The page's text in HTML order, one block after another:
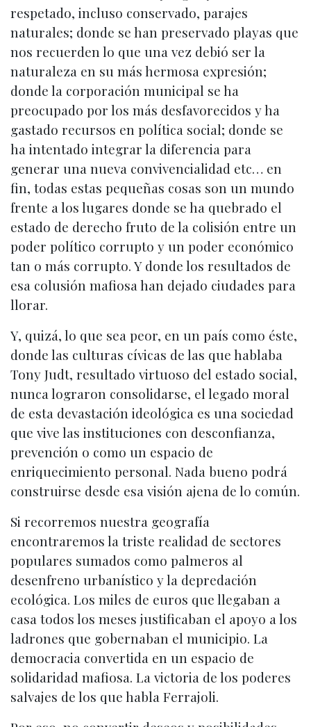
respetado, incluso conservado, parajes
naturales; donde se han preservado playas que
nos recuerden lo que una vez debió ser la
naturaleza en su más hermosa expresión;
donde la corporación municipal se ha
preocupado por los más desfavorecidos y ha
gastado recursos en política social; donde se
ha intentado integrar la diferencia para
generar una nueva convivencialidad etc… en
fin, todas estas pequeñas cosas son un mundo
frente a los lugares donde se ha quebrado el
estado de derecho fruto de la colisión entre un
poder político corrupto y un poder económico
tan o más corrupto. Y donde los resultados de
esa colusión mafiosa han dejado ciudades para
llorar.
Y, quizá, lo que sea peor, en un país como éste,
donde las culturas cívicas de las que hablaba
Tony Judt, resultado virtuoso del estado social,
nunca lograron consolidarse, el legado moral
de esta devastación ideológica es una sociedad
que vive las instituciones con desconfianza,
prevención o como un espacio de
enriquecimiento personal. Nada bueno podrá
construirse desde esa visión ajena de lo común.
Si recorremos nuestra geografía
encontraremos la triste realidad de sectores
populares sumados como palmeros al
desenfreno urbanístico y la depredación
ecológica. Los miles de euros que llegaban a
casa todos los meses justificaban el apoyo a los
ladrones que gobernaban el municipio. La
democracia convertida en un espacio de
solidaridad mafiosa. La victoria de los poderes
salvajes de los que habla Ferrajoli.